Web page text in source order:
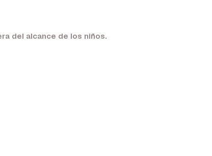
del alcance de los niños.